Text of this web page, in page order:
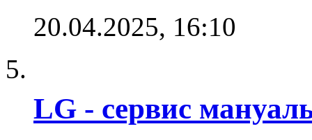
20.04.2025, 16:10
LG - cервис